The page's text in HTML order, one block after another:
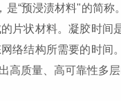
“预浸渍材料"的简
片状材料。凝胶时
络结构所需要的时间
高质量、高可靠性多层